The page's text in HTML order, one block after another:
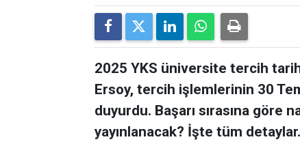
2025 YKS üniversite tercih
Ersoy, tercih işlemlerinin 30
duyurdu. Başarı sırasına göre
yayınlanacak? İşte tüm detaylar.